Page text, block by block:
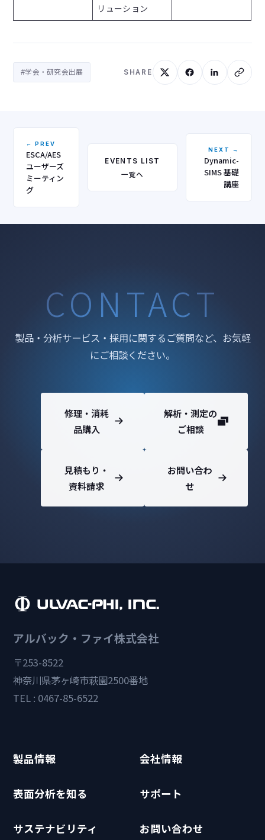
リューション
#学会・研究会出展 SHARE
← PREV
ESCA/AES
ユーザーズ
ミーティン
グ
EVENTS LIST
一覧へ
NEXT →
Dynamic-
SIMS 基礎
講座
CONTACT
製品・分析サービス・採用に関するご質問など、お気軽
にご相談ください。
修理・消耗
品購入
解析・測定の
ご相談
見積もり・
資料請求
お問い合わ
せ
アルバック・ファイ株式会社
〒253-8522
神奈川県茅ヶ崎市萩園2500番地
TEL : 0467-85-6522
製品情報 会社情報
表面分析を知る サポート
サステナビリティ お問い合わせ